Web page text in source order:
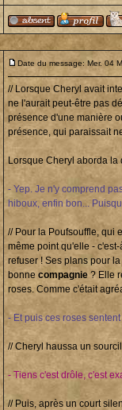
Date du message: Mer. 04
// Lorsque Cheryl avait
ne l'aurait peut-être pas
présence d'une manière
présence, qui paraissait
Lorsque Cheryl aborda la
- Yep. Je n'y comprend
hiboux, enfin bon...
// Pour la Poufsouffle, qui
même point qu'elle -
refuser ! Ses plans pour
bonne compagnie ? Elle
roses. Comme c'était
- Et puis ces roses
// Cheryl haussa un
- Tiens c'est drôle, c'est
// Puis, après un court